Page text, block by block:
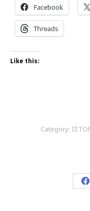
Facebook
Threads
Like this:
Category: